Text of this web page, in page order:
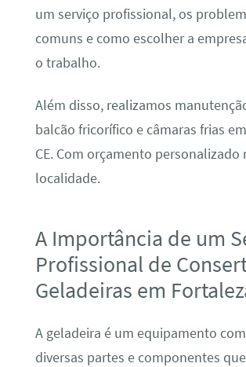
um serviço profissional, os
comuns e como escolher a
o trabalho.
Além disso, realizamos
balcão fricorífico e câmaras frias
CE. Com orçamento personalizado
localidade.
A Importância de um
Profissional de
Geladeiras em
A geladeira é um equipamento
diversas partes e componentes